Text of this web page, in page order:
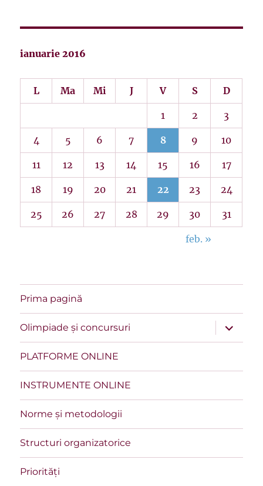
ianuarie 2016
L Ma Mi J V S D
1 2 3
4 5 6 7 8 9 10
11 12 13 14 15 16 17
18 19 20 21 22 23 24
25 26 27 28 29 30 31
feb. »
Prima pagină
Olimpiade și concursuri
extinde
meniul
copil
PLATFORME ONLINE
INSTRUMENTE ONLINE
Norme și metodologii
Structuri organizatorice
Priorități